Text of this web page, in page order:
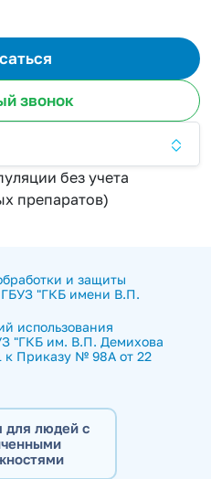
звонок
без учета
препаратов)
и защиты
"ГКБ имени В.П.
использования
"ГКБ им. В.П. Демихова
Приказу № 98А от 22
для людей с